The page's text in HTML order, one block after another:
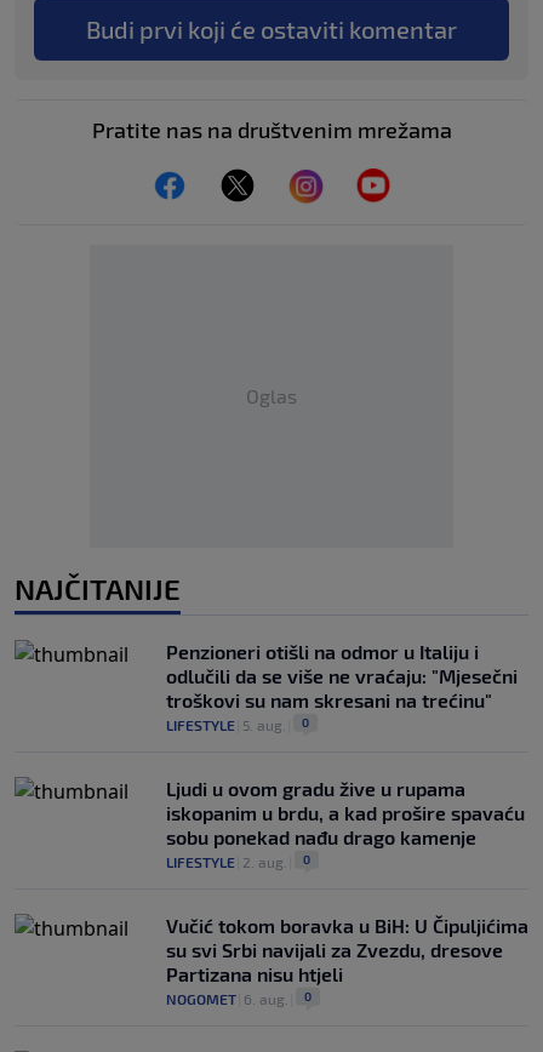
Budi prvi koji će ostaviti komentar
Pratite nas na društvenim mrežama
Oglas
NAJČITANIJE
Penzioneri otišli na odmor u Italiju i
odlučili da se više ne vraćaju: "Mjesečni
troškovi su nam skresani na trećinu"
LIFESTYLE 5. aug. 0
Ljudi u ovom gradu žive u rupama
iskopanim u brdu, a kad prošire spavaću
sobu ponekad nađu drago kamenje
LIFESTYLE 2. aug. 0
Vučić tokom boravka u BiH: U Čipuljićima
su svi Srbi navijali za Zvezdu, dresove
Partizana nisu htjeli
NOGOMET 6. aug. 0